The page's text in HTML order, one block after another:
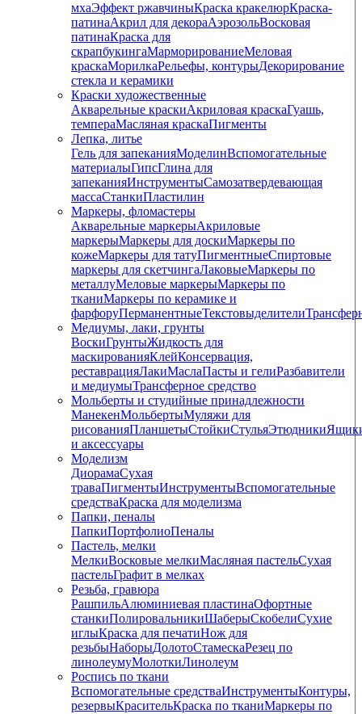
мхаЭффект ржавчиныКраска кракелюрКраска-
патинаАкрил для декораАэрозольВосковая
патинаКраска для
скрапбукингаМарморированиеМеловая
краскаМорилкаРельефы, контурыДекорирование
стекла и керамики
Краски художественные
Акварельные краскиАкриловая краскаГуашь,
темпераМасляная краскаПигменты
Лепка, литье
Гель для запеканияМоделинВспомогательные
материалыГипсГлина для
запеканияИнструментыСамозатвердевающая
массаСтанкиПластилин
Маркеры, фломастеры
Акварельные маркерыАкриловые
маркерыМаркеры для доскиМаркеры по
кожеМаркеры для татуПигментныеCпиртовые
маркеры для скетчингаЛаковыеМаркеры по
металлуМеловые маркерыМаркеры по
тканиМаркеры по керамике и
фарфоруПерманентныеТекстовыделители
Медиумы, лаки, грунты
ВоскиГрунтыЖидкость для
маскированияКлейКонсервация,
реставрацияЛакиМаслаПасты и гелиРазбавители
и медиумыТрансферное средство
Мольберты и студийные принадлежности
МанекенМольбертыМуляжи для
рисованияПланшетыСтойкиСтульяЭтюдники
и аксессуары
Моделизм
ДиорамаСухая
траваПигментыИнструментыВспомогательные
средстваКраска для моделизма
Папки, пеналы
ПапкиПортфолиоПеналы
Пастель, мелки
МелкиВосковые мелкиМасляная пастельСухая
пастельГрафит в мелках
Резьба, гравюра
РашпильАлюминиевая пластинаОфортные
станкиПолировальникиШаберыСкобелиСухие
иглыКраска для печатиНож для
резьбыНаборыДолотоСтамескаРезец по
линолеумуМолоткиЛинолеум
Роспись по ткани
Вспомогательные средстваИнструментыКонтуры,
резервыКрасительКраска по тканиМаркеры по